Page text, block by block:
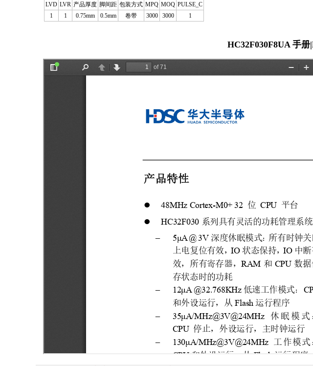
LVD LVR 产品厚度 脚间距 包装方式 MPQ MOQ PULSE_C
1
1 0.75mm 0.5mm 卷带 3000 3000 1
HC32F030F8UA 手